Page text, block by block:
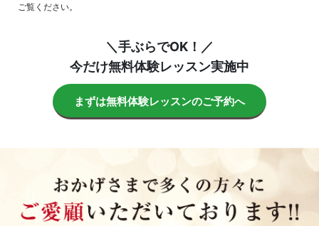
ご覧ください。
＼手ぶらでOK！／
今だけ無料体験レッスン実施中
まずは無料体験レッスンのご予約へ